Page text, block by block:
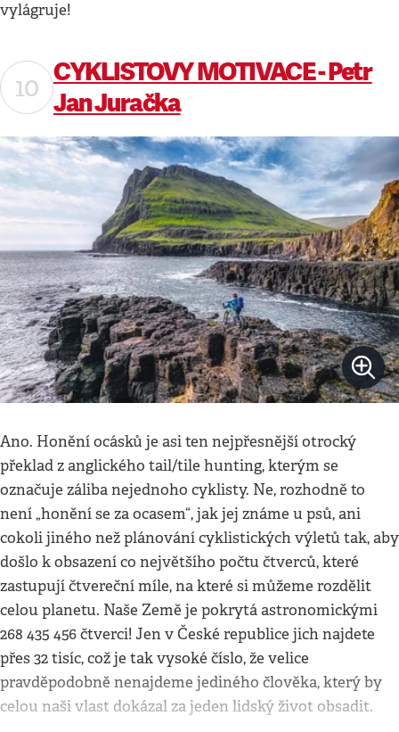
vylágruje!
CYKLISTOVY MOTIVACE - Petr
Jan Juračka
Ano. Honění ocásků je asi ten nejpřesnější otrocký
překlad z anglického tail/tile hunting, kterým se
označuje záliba nejednoho cyklisty. Ne, rozhodně to
není „honění se za ocasem“, jak jej známe u psů, ani
cokoli jiného než plánování cyklistických výletů tak, aby
došlo k obsazení co největšího počtu čtverců, které
zastupují čtvereční míle, na které si můžeme rozdělit
celou planetu. Naše Země je pokrytá astronomickými
268 435 456 čtverci! Jen v České republice jich najdete
přes 32 tisíc, což je tak vysoké číslo, že velice
pravděpodobně nenajdeme jediného člověka, který by
celou naši vlast dokázal za jeden lidský život obsadit.